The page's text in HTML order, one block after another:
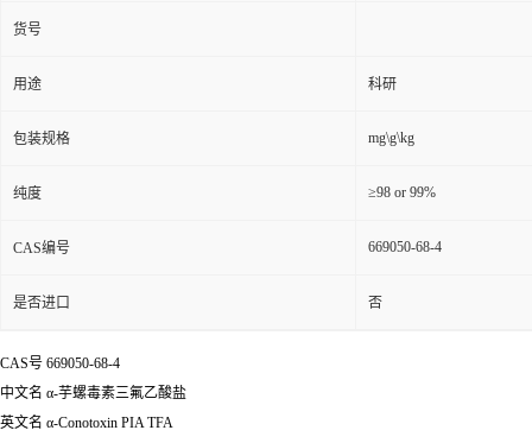
货号
用途 科研
包装规格 mg\g\kg
纯度 ≥98 or 99%
CAS编号 669050-68-4
是否进口 否
CAS号 669050-68-4
中文名 α-芋螺毒素三氟乙酸盐
英文名 α-Conotoxin PIA TFA